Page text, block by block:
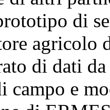
di
agricolo
di dati
campo e